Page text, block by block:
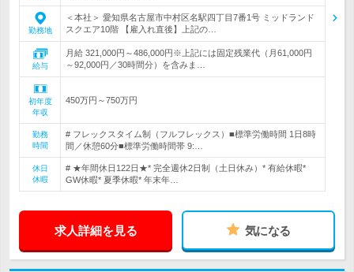
勤務地
＜本社＞ 愛知県名古屋市中村区名駅四丁目7番1号 ミッドランド
スクエア10階 【雇入れ直後】上記の…
給与
月給 321,000円～486,000円※上記には固定残業代（月61,000円
～92,000円／30時間分）を含みま…
初年度
年収
450万円～750万円
勤務
時間
# フレックスタイム制（フルフレックス）■標準労働時間 1日8時
間／休憩60分■標準労働時間帯 9:…
休日
休暇
# ★年間休日122日★* 完全週休2日制（土日休み）* 有給休暇*
GW休暇* 夏季休暇* 年末年…
求人詳細を見る 気になる